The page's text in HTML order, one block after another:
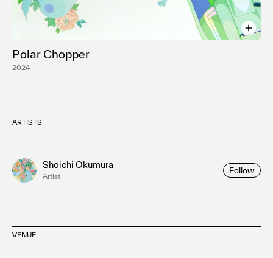
2024
Polar Chopper
ARTISTS
Shoichi Okumura
Artist
Follow
VENUE